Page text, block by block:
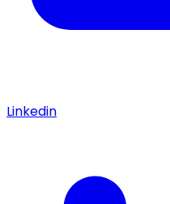
Linkedin